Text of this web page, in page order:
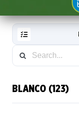
FILTER
BLANCO (123)